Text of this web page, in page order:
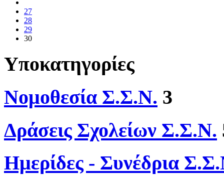
27
28
29
30
Υποκατηγορίες
Νομοθεσία Σ.Σ.Ν. 3
Δράσεις Σχολείων Σ.Σ.Ν.
Ημερίδες - Συνέδρια